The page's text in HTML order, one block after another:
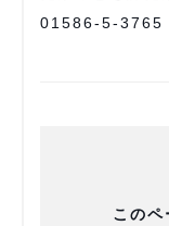
01586-5-3765
このペ